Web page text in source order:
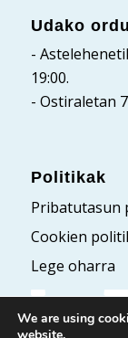
Udako
-
19:00.
- Ostiraletan
Politikak
Pribatutasun
Cookien
Lege oharra
We are using